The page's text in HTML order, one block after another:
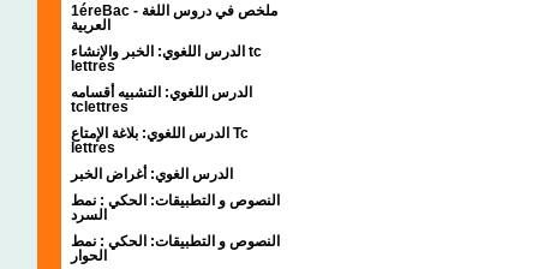
1éreBac - ملخص في دروس اللغة
العربية
الدرس اللغوي: الخبر والإنشاء tc
lettres
الدرس اللغوي: التشبيه أقسامه
tclettres
الدرس اللغوي: بلاغة الإمتاع Tc
lettres
الدرس الغوي: أغراض الخبر
النصوص و التطبيقات: الحكي : نمط
السرد
النصوص و التطبيقات: الحكي : نمط
الحوار